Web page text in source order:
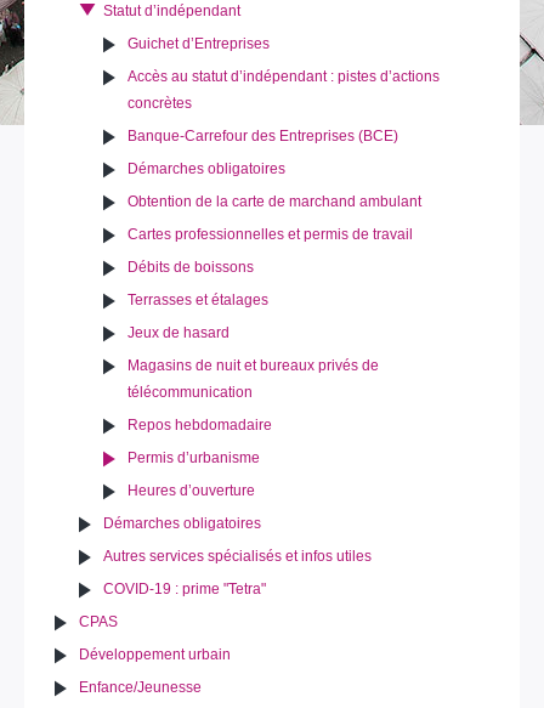
Statut d’indépendant
Guichet d’Entreprises
Accès au statut d’indépendant : pistes d’actions
concrètes
Banque-Carrefour des Entreprises (BCE)
Démarches obligatoires
Obtention de la carte de marchand ambulant
Cartes professionnelles et permis de travail
Débits de boissons
Terrasses et étalages
Jeux de hasard
Magasins de nuit et bureaux privés de
télécommunication
Repos hebdomadaire
Permis d’urbanisme
Heures d’ouverture
Démarches obligatoires
Autres services spécialisés et infos utiles
COVID-19 : prime "Tetra"
CPAS
Développement urbain
Enfance/Jeunesse